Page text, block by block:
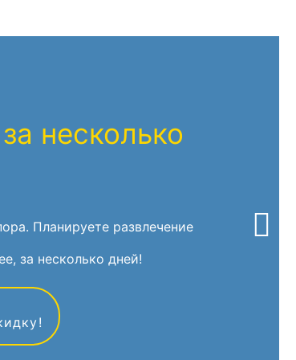
несколько
Планируете развлечение
за несколько дней!